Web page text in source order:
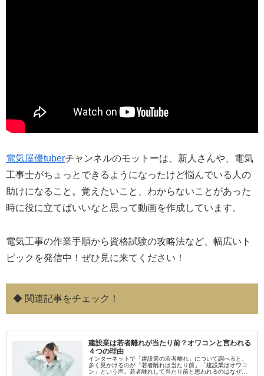
電気屋優tuberチャンネルのモットーは、新人さんや、電気
工事士がちょっとできるようになったけど悩んでいる人の
助けになること。覚えたいこと、わからないことがあった
時に役に立てばいいなと思って動画を作成しています。
電気工事の作業手順から資格試験の攻略法など、幅広いト
ピックを発信中！ぜひ見に来てください！
◆ 関連記事をチェック！
建設業は若者離れが当たり前？オワコンと言われる
４つの理由
インターネットで「建設業の若者離れ」について調べると、
多く見かけるのが「若者離れは当たり前」「建設業はオワコ
ン」という声。若者離れして当たり前と思われるのはなぜ